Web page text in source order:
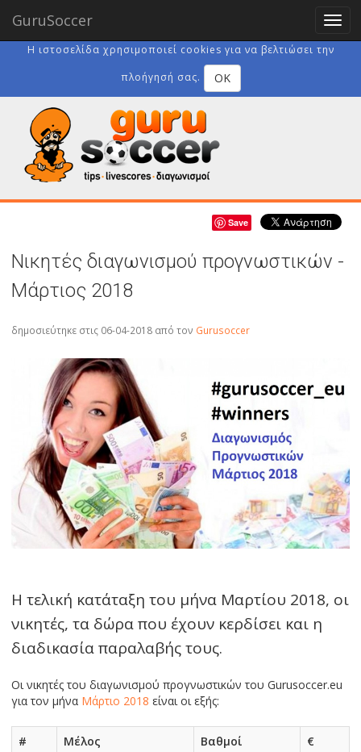
Η ιστοσελίδα χρησιμοποιεί cookies για να βελτιώσει την
πλοήγησή σας. OK
Save
Νικητές διαγωνισμού προγνωστικών -
Μάρτιος 2018
δημοσιεύτηκε στις 06-04-2018 από τον Gurusoccer
Η τελική κατάταξη του μήνα Μαρτίου 2018, οι
νικητές, τα δώρα που έχουν κερδίσει και η
διαδικασία παραλαβής τους.
Οι νικητές του διαγωνισμού πρoγνωστικών του Gurusoccer.eu
για τον μήνα Μάρτιο 2018 είναι οι εξής:
# Μέλος Βαθμοί
€
GuruSoccer